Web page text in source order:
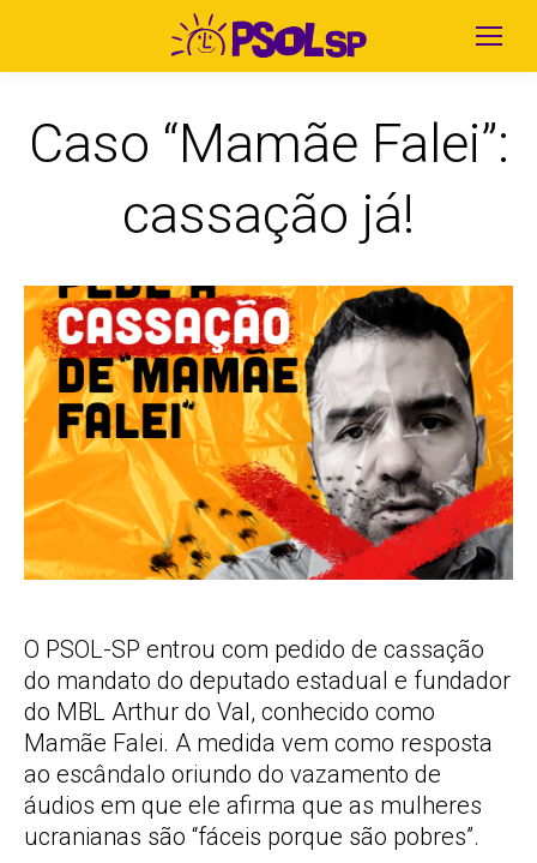
Caso “Mamãe Falei”:
cassação já!
O PSOL-SP entrou com pedido de cassação
do mandato do deputado estadual e fundador
do MBL Arthur do Val, conhecido como
Mamãe Falei. A medida vem como resposta
ao escândalo oriundo do vazamento de
áudios em que ele afirma que as mulheres
ucranianas são “fáceis porque são pobres”.